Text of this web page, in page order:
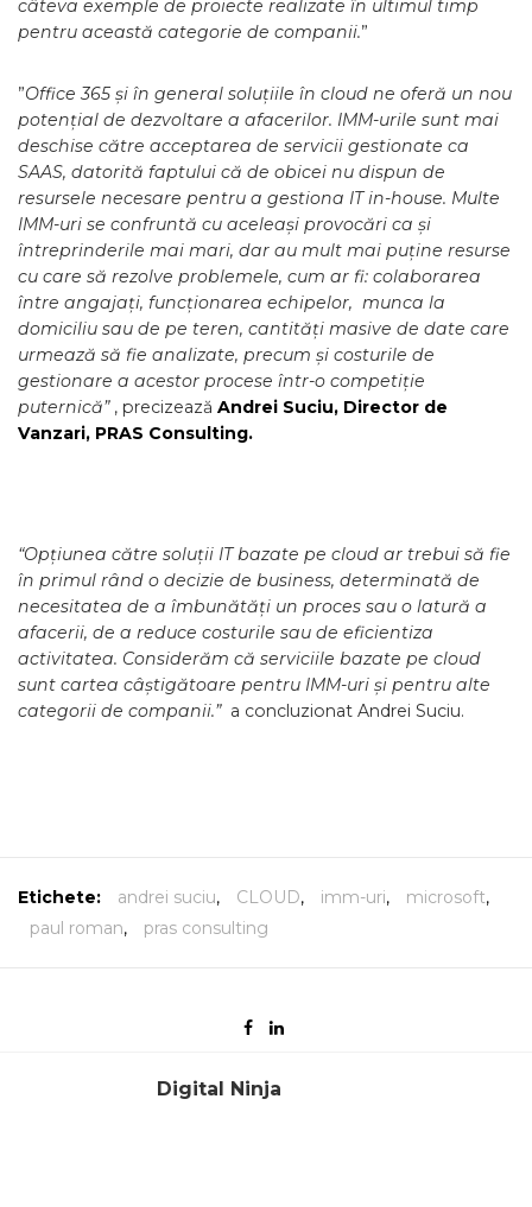
câteva exemple de proiecte realizate în ultimul timp
pentru această categorie de companii.”
”Office 365 și în general soluțiile în cloud ne oferă un nou
potențial de dezvoltare a afacerilor. IMM-urile sunt mai
deschise către acceptarea de servicii gestionate ca
SAAS, datorită faptului că de obicei nu dispun de
resursele necesare pentru a gestiona IT in-house. Multe
IMM-uri se confruntă cu aceleași provocări ca și
întreprinderile mai mari, dar au mult mai puține resurse
cu care să rezolve problemele, cum ar fi: colaborarea
între angajați, funcționarea echipelor, munca la
domiciliu sau de pe teren, cantități masive de date care
urmează să fie analizate, precum și costurile de
gestionare a acestor procese într-o competiție
puternică” , precizează Andrei Suciu, Director de
Vanzari, PRAS Consulting.
“Opțiunea către soluții IT bazate pe cloud ar trebui să fie
în primul rând o decizie de business, determinată de
necesitatea de a îmbunătăți un proces sau o latură a
afacerii, de a reduce costurile sau de eficientiza
activitatea. Considerăm că serviciile bazate pe cloud
sunt cartea câștigătoare pentru IMM-uri și pentru alte
categorii de companii.” a concluzionat Andrei Suciu.
Etichete: andrei suciu, CLOUD, imm-uri, microsoft,
paul roman, pras consulting
Digital Ninja